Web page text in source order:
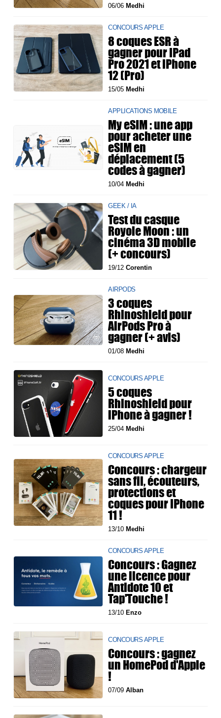
06/06 Medhi
CONCOURS APPLE
8 coques ESR à
gagner pour iPad
Pro 2021 et iPhone
12 (Pro)
15/05 Medhi
APPLICATIONS MOBILE
My eSIM : une app
pour acheter une
eSIM en
déplacement (5
codes à gagner)
10/04 Medhi
GEEK / IA
Test du casque
Royole Moon : un
cinéma 3D mobile
(+ concours)
19/12Corentin
AIRPODS
3 coques
Rhinoshield pour
AirPods Pro à
gagner (+ avis)
01/08 Medhi
CONCOURS APPLE
5 coques
Rhinoshield pour
iPhone à gagner !
25/04 Medhi
CONCOURS APPLE
Concours : chargeur
sans fil, écouteurs,
protections et
coques pour iPhone
11 !
13/10 Medhi
CONCOURS APPLE
Concours : Gagnez
une licence pour
Antidote 10 et
Tap'Touche !
13/10 Enzo
CONCOURS APPLE
Concours : gagnez
un HomePod d'Apple
!
07/09Alban